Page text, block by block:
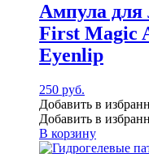
Ампула для
First Magic
Eyenlip
250 руб.
Добавить в
Добавить в
В корзину